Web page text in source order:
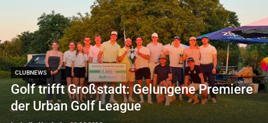
CLUBNEWS
Golf trifft Großstadt: Gelungene Premiere
der Urban Golf League